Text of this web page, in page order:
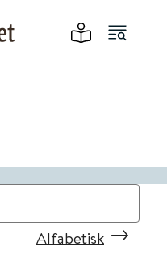
Alfabetisk